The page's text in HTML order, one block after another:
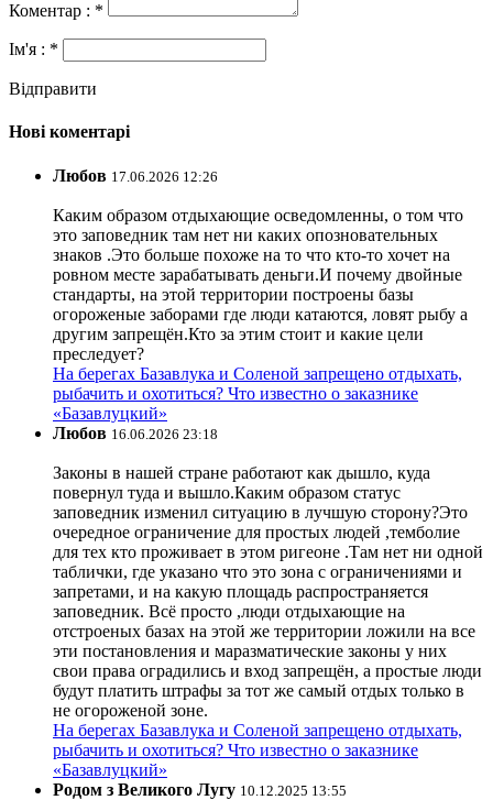
Коментар : *
Ім'я : *
Відправити
Нові коментарі
Любов 17.06.2026 12:26
Каким образом отдыхающие осведомленны, о том что
это заповедник там нет ни каких опозновательных
знаков .Это больше похоже на то что кто-то хочет на
ровном месте зарабатывать деньги.И почему двойные
стандарты, на этой территории построены базы
огороженые заборами где люди катаются, ловят рыбу а
другим запрещён.Кто за этим стоит и какие цели
преследует?
На берегах Базавлука и Соленой запрещено отдыхать,
рыбачить и охотиться? Что известно о заказнике
«Базавлуцкий»
Любов 16.06.2026 23:18
Законы в нашей стране работают как дышло, куда
повернул туда и вышло.Каким образом статус
заповедник изменил ситуацию в лучшую сторону?Это
очередное ограничение для простых людей ,темболие
для тех кто проживает в этом ригеоне .Там нет ни одной
таблички, где указано что это зона с ограничениями и
запретами, и на какую площадь распространяется
заповедник. Всё просто ,люди отдыхающие на
отстроеных базах на этой же территории ложили на все
эти постановления и маразматические законы у них
свои права оградились и вход запрещён, а простые люди
будут платить штрафы за тот же самый отдых только в
не огороженой зоне.
На берегах Базавлука и Соленой запрещено отдыхать,
рыбачить и охотиться? Что известно о заказнике
«Базавлуцкий»
Родом з Великого Лугу 10.12.2025 13:55